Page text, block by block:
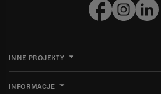
INNE PROJEKTY
INFORMACJE